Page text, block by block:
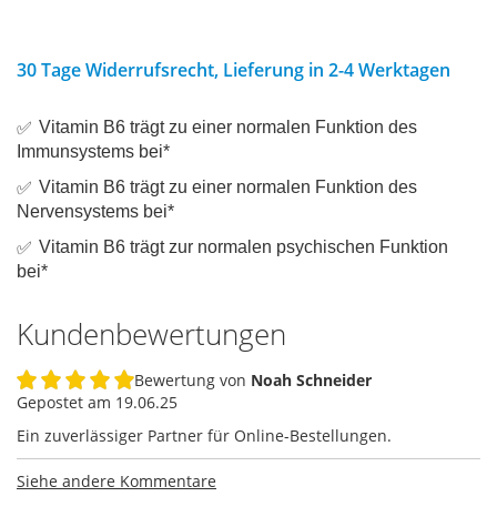
30 Tage Widerrufsrecht, Lieferung in 2-4 Werktagen
Vitamin B6 trägt zu einer normalen Funktion des
Immunsystems bei*
Vitamin B6 trägt zu einer normalen Funktion des
Nervensystems bei*
Vitamin B6 trägt zur normalen psychischen Funktion
bei*
Kundenbewertungen
100%
Bewertung von Noah Schneider
Gepostet am 19.06.25
Ein zuverlässiger Partner für Online-Bestellungen.
Siehe andere Kommentare